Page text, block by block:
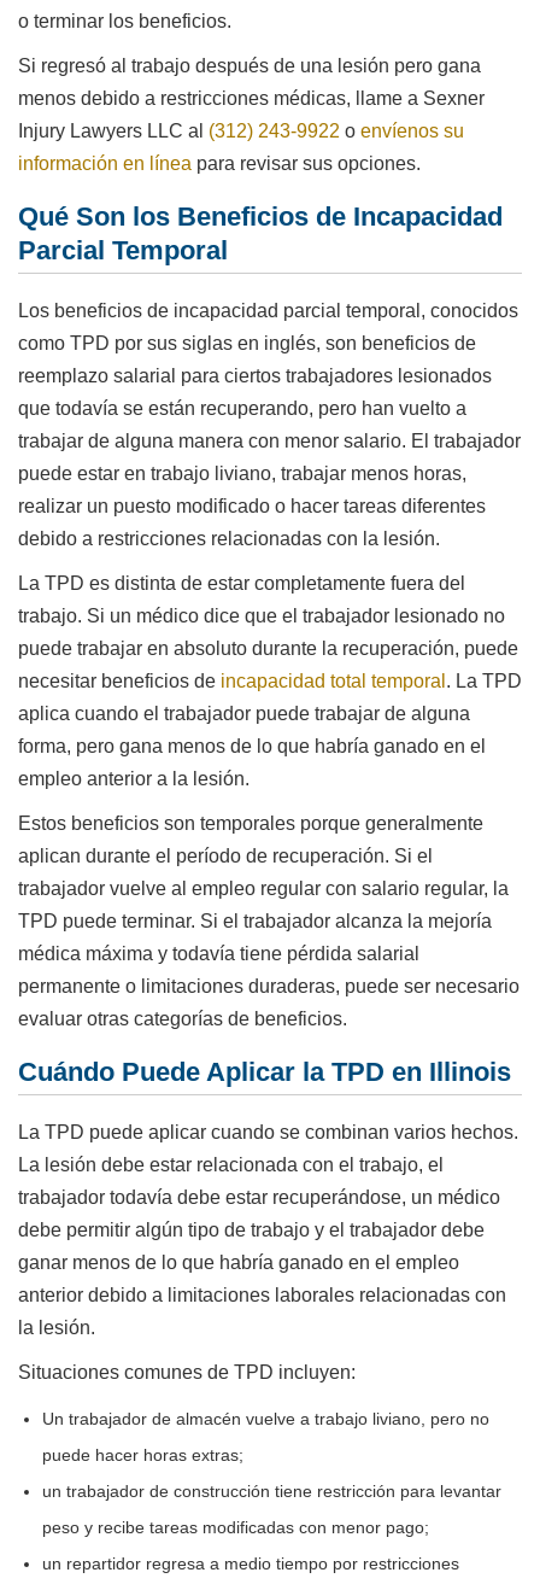
o terminar los beneficios.
Si regresó al trabajo después de una lesión pero gana
menos debido a restricciones médicas, llame a Sexner
Injury Lawyers LLC al (312) 243-9922 o envíenos su
información en línea para revisar sus opciones.
Qué Son los Beneficios de Incapacidad
Parcial Temporal
Los beneficios de incapacidad parcial temporal, conocidos
como TPD por sus siglas en inglés, son beneficios de
reemplazo salarial para ciertos trabajadores lesionados
que todavía se están recuperando, pero han vuelto a
trabajar de alguna manera con menor salario. El trabajador
puede estar en trabajo liviano, trabajar menos horas,
realizar un puesto modificado o hacer tareas diferentes
debido a restricciones relacionadas con la lesión.
La TPD es distinta de estar completamente fuera del
trabajo. Si un médico dice que el trabajador lesionado no
puede trabajar en absoluto durante la recuperación, puede
necesitar beneficios de incapacidad total temporal . La TPD
aplica cuando el trabajador puede trabajar de alguna
forma, pero gana menos de lo que habría ganado en el
empleo anterior a la lesión.
Estos beneficios son temporales porque generalmente
aplican durante el período de recuperación. Si el
trabajador vuelve al empleo regular con salario regular, la
TPD puede terminar. Si el trabajador alcanza la mejoría
médica máxima y todavía tiene pérdida salarial
permanente o limitaciones duraderas, puede ser necesario
evaluar otras categorías de beneficios.
Cuándo Puede Aplicar la TPD en Illinois
La TPD puede aplicar cuando se combinan varios hechos.
La lesión debe estar relacionada con el trabajo, el
trabajador todavía debe estar recuperándose, un médico
debe permitir algún tipo de trabajo y el trabajador debe
ganar menos de lo que habría ganado en el empleo
anterior debido a limitaciones laborales relacionadas con
la lesión.
Situaciones comunes de TPD incluyen:
Un trabajador de almacén vuelve a trabajo liviano, pero no
puede hacer horas extras;
un trabajador de construcción tiene restricción para levantar
peso y recibe tareas modificadas con menor pago;
un repartidor regresa a medio tiempo por restricciones